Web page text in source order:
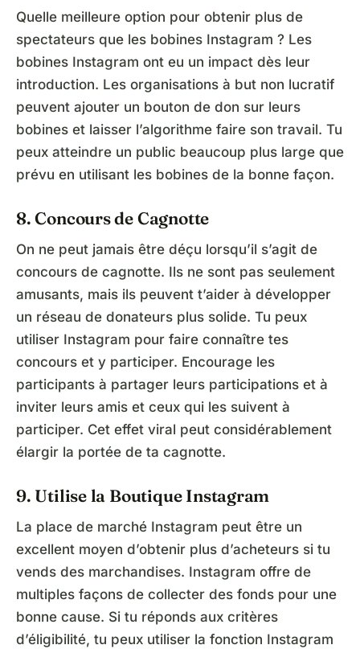
Quelle meilleure option pour obtenir plus de
spectateurs que les bobines Instagram ? Les
bobines Instagram ont eu un impact dès leur
introduction. Les organisations à but non lucratif
peuvent ajouter un bouton de don sur leurs
bobines et laisser l’algorithme faire son travail. Tu
peux atteindre un public beaucoup plus large que
prévu en utilisant les bobines de la bonne façon.
8. Concours de Cagnotte
On ne peut jamais être déçu lorsqu’il s’agit de
concours de cagnotte. Ils ne sont pas seulement
amusants, mais ils peuvent t’aider à développer
un réseau de donateurs plus solide. Tu peux
utiliser Instagram pour faire connaître tes
concours et y participer. Encourage les
participants à partager leurs participations et à
inviter leurs amis et ceux qui les suivent à
participer. Cet effet viral peut considérablement
élargir la portée de ta cagnotte.
9. Utilise la Boutique Instagram
La place de marché Instagram peut être un
excellent moyen d’obtenir plus d’acheteurs si tu
vends des marchandises. Instagram offre de
multiples façons de collecter des fonds pour une
bonne cause. Si tu réponds aux critères
d’éligibilité, tu peux utiliser la fonction Instagram